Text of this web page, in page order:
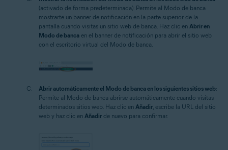
(activado de forma predeterminada): Permite al Modo de banca
mostrarte un banner de notificación en la parte superior de la
pantalla cuando visitas un sitio web de banca. Haz clic en Abrir en
Modo de banca en el banner de notificación para abrir el sitio web
con el escritorio virtual del Modo de banca.
Abrir automáticamente el Modo de banca en los siguientes sitios web:
Permite al Modo de banca abrirse automáticamente cuando visitas
determinados sitios web. Haz clic en Añadir, escribe la URL del sitio
web y haz clic en Añadir de nuevo para confirmar.